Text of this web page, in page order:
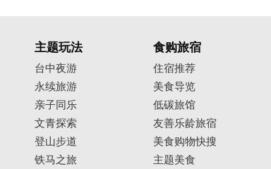
主题玩法
台中夜游
永续旅游
亲子同乐
文青探索
登山步道
铁马之旅
食购旅宿
住宿推荐
美食导览
低碳旅馆
友善乐龄旅宿
美食购物快搜
主题美食